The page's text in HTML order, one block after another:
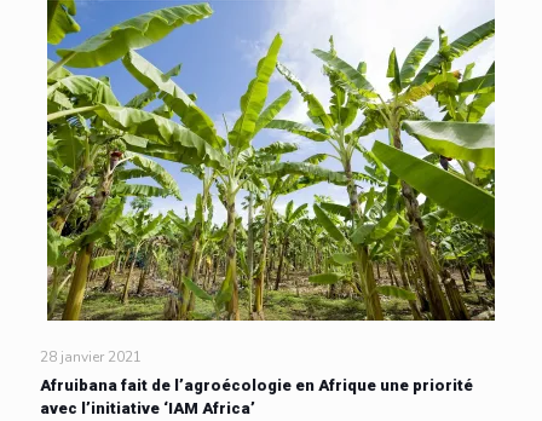
28 janvier 2021
Afruibana fait de l’agroécologie en Afrique une priorité
avec l’initiative ‘IAM Africa’